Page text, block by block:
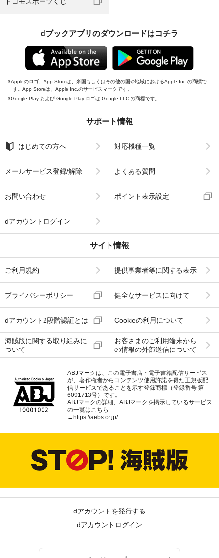
ドコモスポーツくじ
dブックアプリのダウンロードはコチラ
Appleのロゴ、App Storeは、米国もしくはその他の国や地域におけるApple Inc.の商標で
す。App Storeは、Apple Inc.のサービスマークです。
Google Play および Google Play ロゴは Google LLC の商標です。
サポート情報
はじめての方へ 対応機種一覧
メールサービス登録/解除 よくある質問
お問い合わせ ポイント表示設定
dアカウントログイン
サイト情報
ご利用規約 提供事業者等に関する表示
プライバシーポリシー 健全なサービスに向けて
dアカウント2段階認証とは Cookieの利用について
海賊版に関する取り組みに
ついて
お客さまのご利用端末から
の情報の外部送信について
ABJマークは、この電子書店・電子書籍配信サービス
が、著作権者からコンテンツ使用許諾を得た正規版配
信サービスであることを示す登録商標（登録番号 第
6091713号）です。
ABJマークの詳細、ABJマークを掲示しているサービス
の一覧はこちら
→https://aebs.or.jp/
dアカウントを発行する
dアカウントログイン